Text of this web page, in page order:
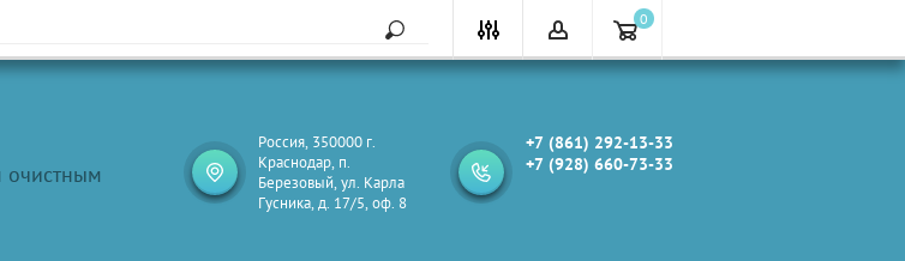
0
Россия, 350000 г.
Краснодар, п.
Березовый, ул. Карла
Гусника, д. 17/5, оф. 8
+7 (861) 292-13-33
+7 (928) 660-73-33